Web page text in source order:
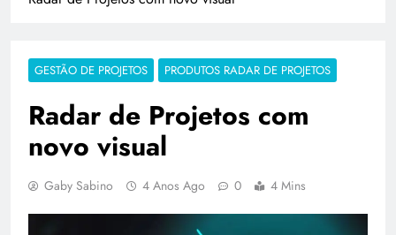
GESTÃO DE PROJETOS PRODUTOS RADAR DE PROJETOS
Radar de Projetos com
novo visual
Gaby Sabino 4 Anos Ago 0 4 Mins